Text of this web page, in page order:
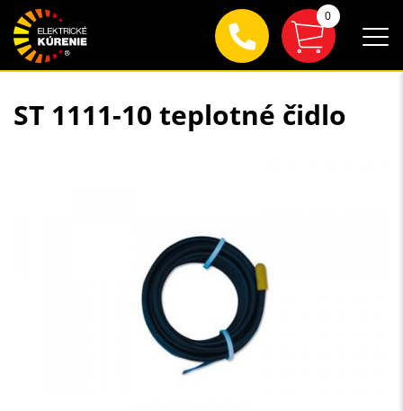
ST 1111-10 teplotné čidlo
0